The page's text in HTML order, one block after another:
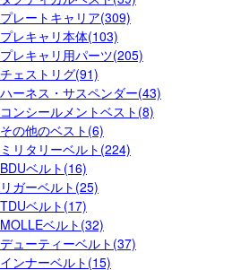
プレートキャリア(309)
プレキャリ本体(103)
プレキャリ用パーツ(205)
チェストリグ(91)
ハーネス・サスペンダー(43)
コンシールメントベスト(8)
その他のベスト(6)
ミリタリーベルト(224)
BDUベルト(16)
リガーベルト(25)
TDUベルト(17)
MOLLEベルト(32)
デューティーベルト(37)
インナーベルト(15)